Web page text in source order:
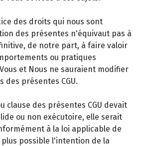
des droits qui nous sont
des présentes n'équivaut pas à
de notre part, à faire valoir
ou pratiques
et Nous ne sauraient modifier
des présentes CGU.
clause des présentes CGU devait
ou non exécutoire, elle serait
à la loi applicable de
possible l'intention de la